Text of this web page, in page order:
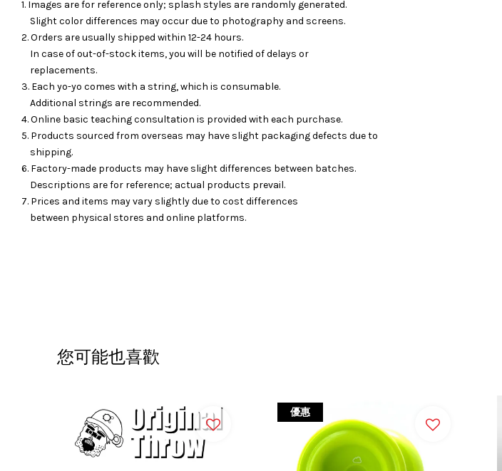
1. Images are for reference only; splash styles are randomly generated.
Slight color differences may occur due to photography and screens.
2. Orders are usually shipped within 12-24 hours.
In case of out-of-stock items, you will be notified of delays or
replacements.
3. Each yo-yo comes with a string, which is consumable.
Additional strings are recommended.
4. Online basic teaching consultation is provided with each purchase.
5. Products sourced from overseas may have slight packaging defects due to
shipping.
6. Factory-made products may have slight differences between batches.
Descriptions are for reference; actual products prevail.
7. Prices and items may vary slightly due to cost differences
between physical stores and online platforms.
您可能也喜歡
優惠